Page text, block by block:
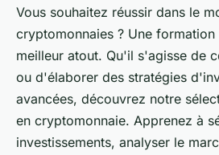
Formation crypto
vos clés pour un
investissement
Lou•21 août 2024•4 min de lecture
Vous souhaitez réussir dans le
cryptomonnaies ? Une
meilleur atout. Qu'il s'agisse de
ou d'élaborer des stratégies
avancées, découvrez notre
en cryptomonnaie. Apprenez à
investissements, analyser le